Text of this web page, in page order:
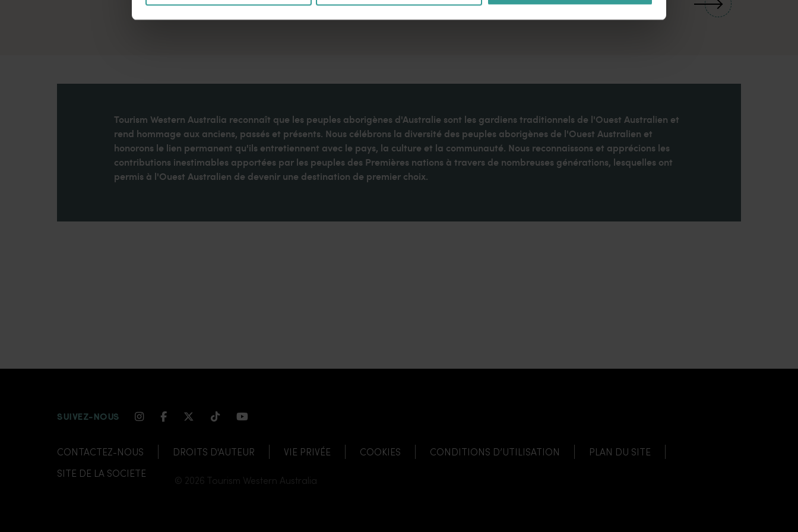
Tourism Western Australia reconnaît que les peuples aborigènes d'Australie sont les gardiens traditionnels de l'Ouest Australien et
rend hommage aux anciens, passés et présents. Nous célébrons la diversité des peuples aborigènes de l'Ouest Australien et
honorons le lien permanent qu'ils entretiennent avec le pays, la culture et la communauté. Nous reconnaissons et apprécions les
contributions inestimables apportées par les peuples des Premières nations à travers de nombreuses générations, lesquelles ont
permis à l'Ouest Australien de devenir une destination de premier choix.
SUIVEZ-NOUS INSTAGRAM CHANNEL LINK
FACEBOOK CHANNEL LINK
TWITTER CHANNEL LINK
TIKTOK CHANNEL LINK
YOUTUBE CHANNEL LINK
CONTACTEZ-NOUS DROITS D'AUTEUR VIE PRIVÉE COOKIES CONDITIONS D’UTILISATION
PLAN DU SITE
SITE DE LA SOCIETE
© 2026 Tourism Western Australia